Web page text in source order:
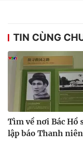
® Cấm sao chép dưới
thuận bằng văn bản.
thông tin từ website
TIN CÙNG
Tìm về nơi Bác Hồ
lập báo Thanh niên